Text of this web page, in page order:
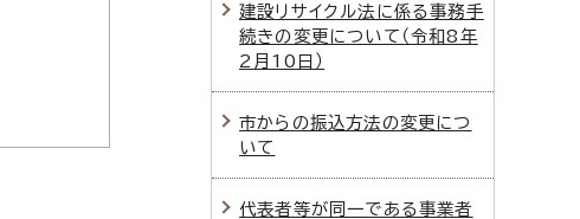
建設リサイクル法に係る事務手
続きの変更について（令和8年
2月10日）
市からの振込方法の変更につ
いて
代表者等が同一である事業者